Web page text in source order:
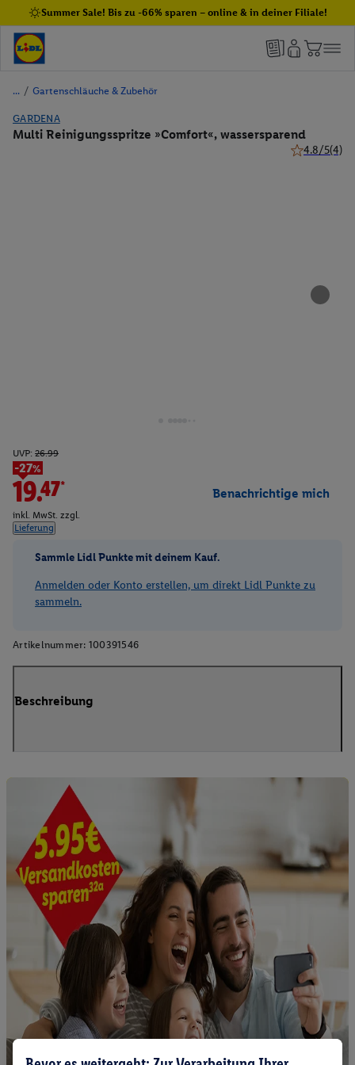
Summer Sale! Bis zu -66% sparen – online & in deiner Filiale!
/ Gartenschläuche & Zubehör
GARDENA
Multi Reinigungsspritze »Comfort«, wassersparend
4.8/5(4)
UVP: 26.99
-27%
19.47*
inkl. MwSt. zzgl.
Lieferung
Benachrichtige mich
Sammle Lidl Punkte mit deinem Kauf.
Anmelden oder Konto erstellen, um direkt Lidl Punkte zu
sammeln.
Artikelnummer: 100391546
Beschreibung